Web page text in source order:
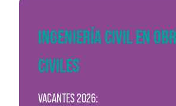
INGENIERÍA CIVIL EN
CIVILES
VACANTES 2026: